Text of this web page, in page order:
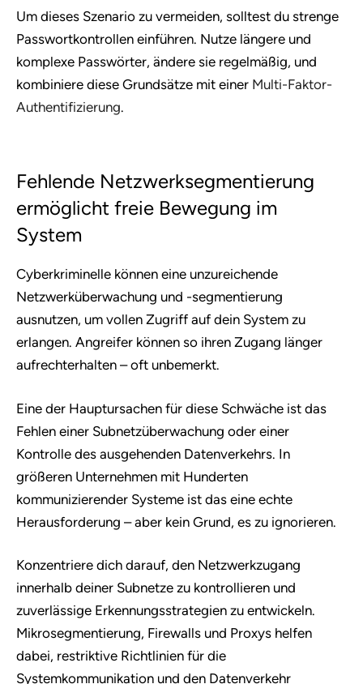
Um dieses Szenario zu vermeiden, solltest du strenge
Passwortkontrollen einführen. Nutze längere und
komplexe Passwörter, ändere sie regelmäßig, und
kombiniere diese Grundsätze mit einer Multi-Faktor-
Authentifizierung.
Fehlende Netzwerksegmentierung
ermöglicht freie Bewegung im
System
Cyberkriminelle können eine unzureichende
Netzwerküberwachung und -segmentierung
ausnutzen, um vollen Zugriff auf dein System zu
erlangen. Angreifer können so ihren Zugang länger
aufrechterhalten – oft unbemerkt.
Eine der Hauptursachen für diese Schwäche ist das
Fehlen einer Subnetzüberwachung oder einer
Kontrolle des ausgehenden Datenverkehrs. In
größeren Unternehmen mit Hunderten
kommunizierender Systeme ist das eine echte
Herausforderung – aber kein Grund, es zu ignorieren.
Konzentriere dich darauf, den Netzwerkzugang
innerhalb deiner Subnetze zu kontrollieren und
zuverlässige Erkennungsstrategien zu entwickeln.
Mikrosegmentierung, Firewalls und Proxys helfen
dabei, restriktive Richtlinien für die
Systemkommunikation und den Datenverkehr